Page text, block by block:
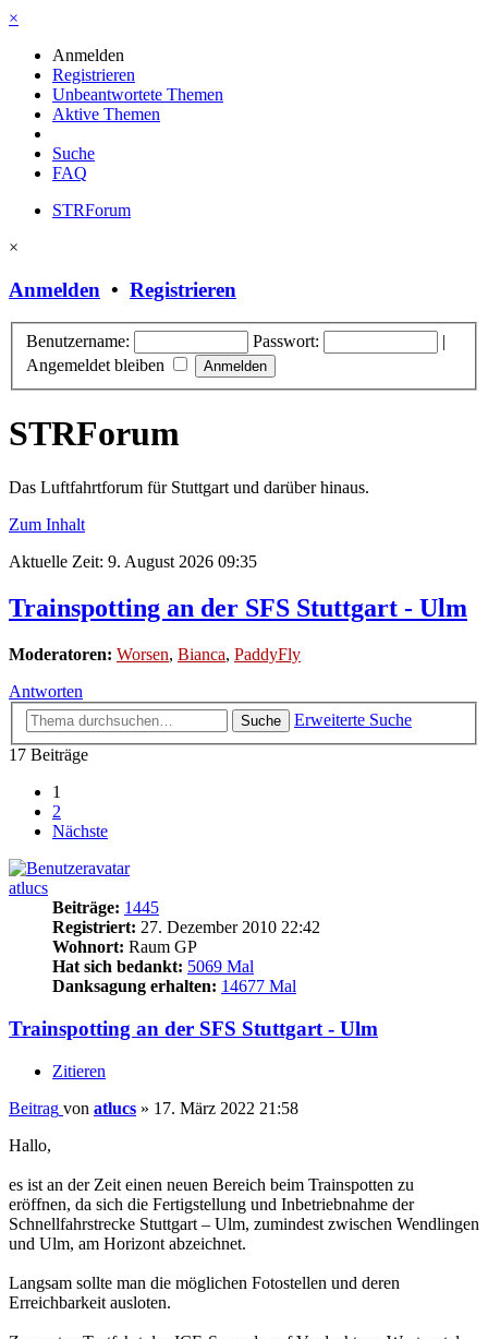
×
Anmelden
Registrieren
Unbeantwortete Themen
Aktive Themen
Suche
FAQ
STRForum
×
Anmelden • Registrieren
Benutzername: Passwort:
|
Angemeldet bleiben
STRForum
Das Luftfahrtforum für Stuttgart und darüber hinaus.
Zum Inhalt
Aktuelle Zeit: 9. August 2026 09:35
Trainspotting an der SFS Stuttgart - Ulm
Moderatoren: Worsen, Bianca, PaddyFly
Antworten
Suche
Erweiterte Suche
17 Beiträge
1
2
Nächste
atlucs
Beiträge: 1445
Registriert: 27. Dezember 2010 22:42
Wohnort: Raum GP
Hat sich bedankt: 5069 Mal
Danksagung erhalten: 14677 Mal
Trainspotting an der SFS Stuttgart - Ulm
Zitieren
Beitrag von atlucs » 17. März 2022 21:58
Hallo,
es ist an der Zeit einen neuen Bereich beim Trainspotten zu
eröffnen, da sich die Fertigstellung und Inbetriebnahme der
Schnellfahrstrecke Stuttgart – Ulm, zumindest zwischen Wendlingen
und Ulm, am Horizont abzeichnet.
Langsam sollte man die möglichen Fotostellen und deren
Erreichbarkeit ausloten.